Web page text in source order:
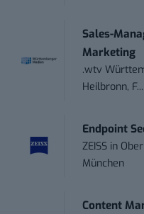
Sales-
Marketing
.wtv
Heilbronn, F...
Endpoint
ZEISS in
München
Content